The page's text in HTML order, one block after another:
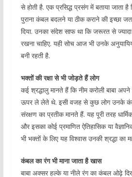
से होती है. एक प्रसिद्ध प्रसंग में बताया
पुराना कंबल बदलने या ठीक कराने की इच्छा
दिया. उनका संदेश साफ था कि जरूरत से
रखना चाहिए. यही सोच आज भी उनके
बनी रहती है.
भक्तों की रक्षा से भी जोड़ते हैं लोग
कई श्रद्धालु मानते हैं कि नीम करोली बाबा
ऊपर ले लेते थे. इसी वजह से कुछ लोग उनके
संरक्षण का प्रतीक मानते हैं. यह पूरी तरह
और इसका कोई प्रमाणित ऐतिहासिक या
भी भक्तों के लिए यह विश्वास उनकी श्रद्धा का
कंबल का रंग भी माना जाता है खास
बाबा अक्सर हल्के या नीले रंग का कंबल ओढ़े